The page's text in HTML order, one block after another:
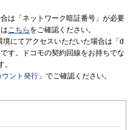
は「ネットワーク暗証番号」が必要
こちら をご確認ください。
にてアクセスいただいた場合は「d
す。ドコモの契約回線をお持ちでな
ウント発行 」でご確認ください。